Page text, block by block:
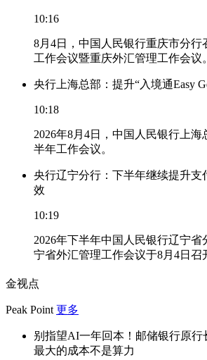
10:16
8月4日，中国人民银行重庆市分行
工作会议暨重庆外汇管理工作会议。
央行上海总部：提升“入境通Easy
10:18
2026年8月4日，中国人民银行上海
半年工作会议。
央行辽宁分行：下半年继续提升支
效
10:19
2026年下半年中国人民银行辽宁省
宁省外汇管理工作会议于8月4日召
金视点
Peak Point 更多
别指望AI一年回本！邮储银行原行
最大的成本不是算力